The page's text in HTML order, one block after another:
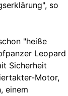
so
"heiße
Leopard
Sicherheit
Motor,
einem